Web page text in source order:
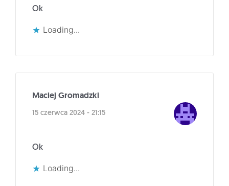
Ok
Loading...
Maciej Gromadzki
15 czerwca 2024 - 21:15
Ok
Loading...